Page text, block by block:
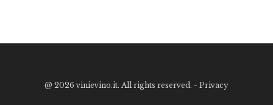
@ 2026 vinievino.it. All rights reserved. - Privacy